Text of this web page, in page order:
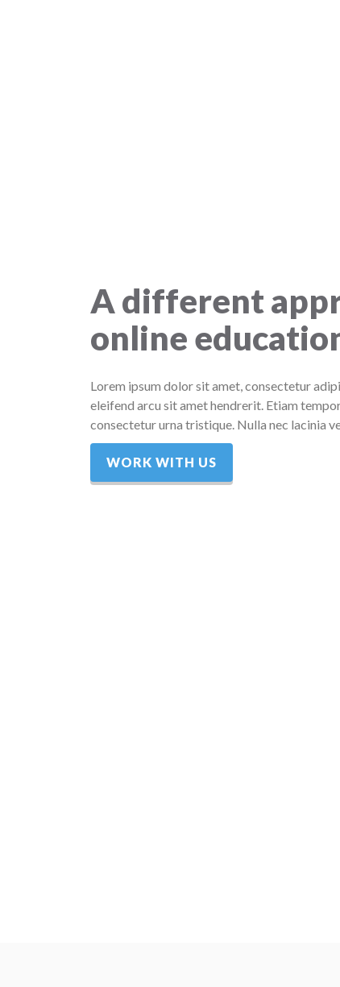
A different
online
Lorem ipsum dolor sit amet, consectetur
eleifend arcu sit amet hendrerit. Etiam
consectetur urna tristique. Nulla nec lacinia
WORK WITH US